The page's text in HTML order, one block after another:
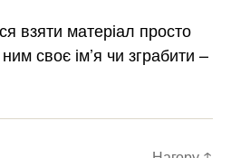
взяти матеріал просто
своє ім’я чи зграбити –